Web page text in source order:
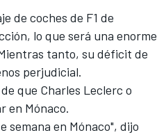
de coches de F1 de
lo que será una enorme
tanto, su déficit de
perjudicial.
que Charles Leclerc o
en Mónaco.
semana en Mónaco", dijo